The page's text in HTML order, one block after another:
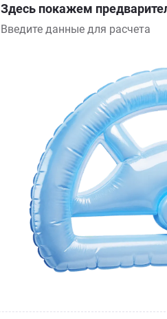
Здесь покажем
Введите данные для расчета